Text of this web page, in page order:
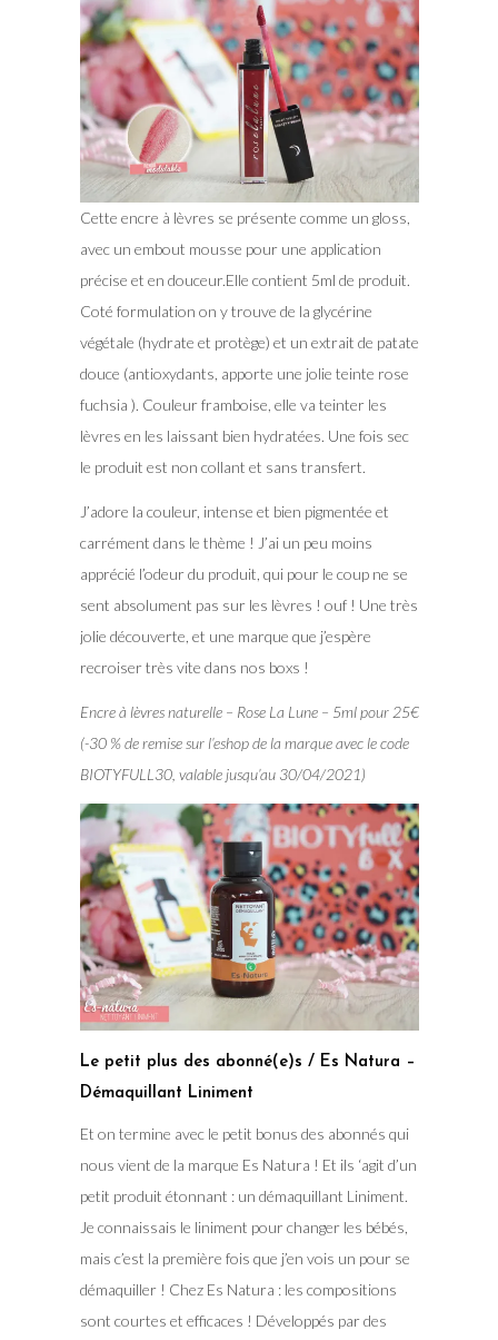
Cette encre à lèvres se présente comme un gloss,
avec un embout mousse pour une application
précise et en douceur.Elle contient 5ml de produit.
Coté formulation on y trouve de la glycérine
végétale (hydrate et protège) et un extrait de patate
douce (antioxydants, apporte une jolie teinte rose
fuchsia ). Couleur framboise, elle va teinter les
lèvres en les laissant bien hydratées. Une fois sec
le produit est non collant et sans transfert.
J’adore la couleur, intense et bien pigmentée et
carrément dans le thème ! J’ai un peu moins
apprécié l’odeur du produit, qui pour le coup ne se
sent absolument pas sur les lèvres ! ouf ! Une très
jolie découverte, et une marque que j’espère
recroiser très vite dans nos boxs !
Encre à lèvres naturelle – Rose La Lune – 5ml pour 25€
(-30 % de remise sur l’eshop de la marque avec le code
BIOTYFULL30, valable jusqu’au 30/04/2021)
Le petit plus des abonné(e)s / Es Natura –
Démaquillant Liniment
Et on termine avec le petit bonus des abonnés qui
nous vient de la marque Es Natura ! Et ils ‘agit d’un
petit produit étonnant : un démaquillant Liniment.
Je connaissais le liniment pour changer les bébés,
mais c’est la première fois que j’en vois un pour se
démaquiller ! Chez Es Natura : les compositions
sont courtes et efficaces ! Développés par des